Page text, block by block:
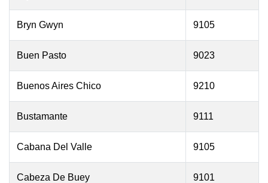
Bryn Gwyn 9105
Buen Pasto 9023
Buenos Aires Chico 9210
Bustamante 9111
Cabana Del Valle 9105
Cabeza De Buey 9101